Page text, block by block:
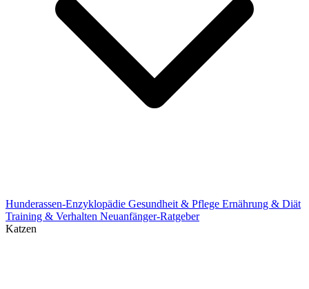
Hunderassen-Enzyklopädie Gesundheit & Pflege Ernährung & Diät
Training & Verhalten Neuanfänger-Ratgeber
Katzen